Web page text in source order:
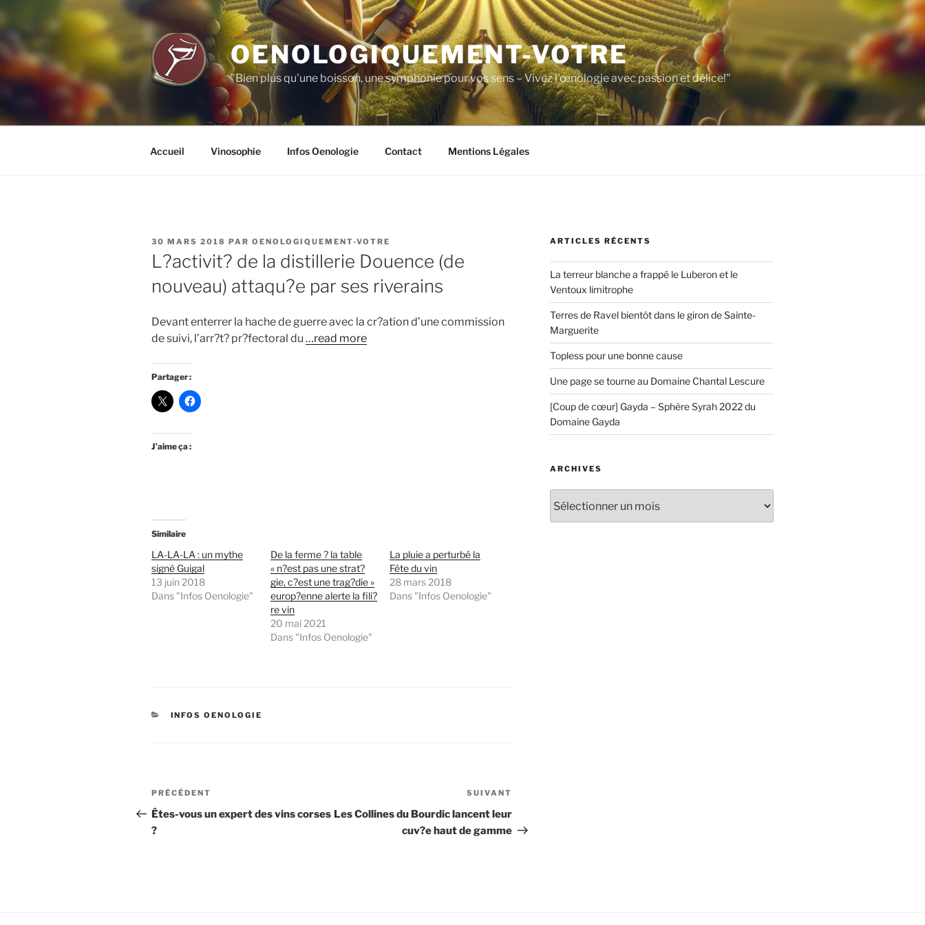
Aller
au
contenu
principal
OENOLOGIQUEMENT-VOTRE
"Bien plus qu'une boisson, une symphonie pour vos sens – Vivez l'œnologie avec passion et délice!"
Accueil Vinosophie Infos Oenologie Contact Mentions Légales
PUBLIÉ
LE
30 MARS 2018 PAR OENOLOGIQUEMENT-VOTRE
L?activit? de la distillerie Douence (de
nouveau) attaqu?e par ses riverains
Devant enterrer la hache de guerre avec la cr?ation d’une commission
de suivi, l’arr?t? pr?fectoral du …read more
Partager :
J’aime ça :
Similaire
LA-LA-LA : un mythe
signé Guigal
13 juin 2018
Dans "Infos Oenologie"
De la ferme ? la table
« n?est pas une strat?
gie, c?est une trag?die »
europ?enne alerte la fili?
re vin
20 mai 2021
Dans "Infos Oenologie"
La pluie a perturbé la
Fête du vin
28 mars 2018
Dans "Infos Oenologie"
CATÉGORIES
INFOS OENOLOGIE
Navigation
de
l’article
Article
précédent
PRÉCÉDENT
Êtes-vous un expert des vins corses
?
suivant
SUIVANT
Les Collines du Bourdic lancent leur
cuv?e haut de gamme
ARTICLES RÉCENTS
La terreur blanche a frappé le Luberon et le
Ventoux limitrophe
Terres de Ravel bientôt dans le giron de Sainte-
Marguerite
Topless pour une bonne cause
Une page se tourne au Domaine Chantal Lescure
[Coup de cœur] Gayda – Sphère Syrah 2022 du
Domaine Gayda
ARCHIVES